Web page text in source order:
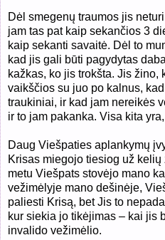
Dėl smegenų traumos jis
jam tas pat kaip sekančios 3
kaip sekanti savaitė. Dėl to
kad jis gali būti pagydytas
kažkas, ko jis trokšta. Jis žino,
vaikščios su juo po kalnus,
traukiniai, ir kad jam nereikės
ir to jam pakanka. Visa kita
Daug Viešpaties aplankymų
Krisas miegojo tiesiog už
metu Viešpats stovėjo mano
vežimėlyje mano dešinėje,
paliesti Krisą, bet Jis to
kur siekia jo tikėjimas – kai jis
invalido vežimėlio.